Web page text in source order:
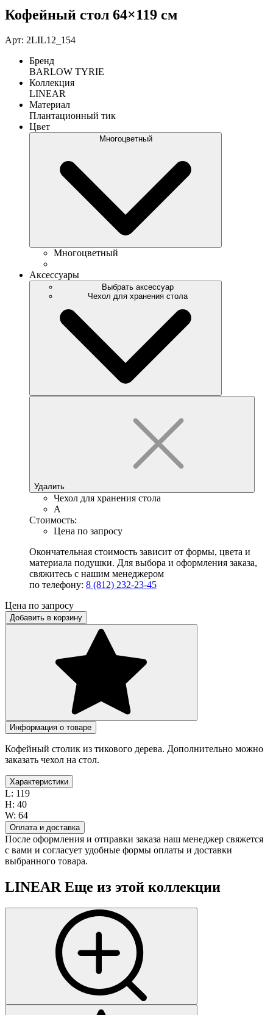
Кофейный стол 64×119 см
Арт: 2LIL12_154
Бренд
BARLOW TYRIE
Коллекция
LINEAR
Материал
Плантационный тик
Цвет
Многоцветный
Многоцветный
Аксессуары
Выбрать аксессуар
Чехол для хранения стола
Удалить
Чехол для хранения стола
A
Стоимость:
Цена по запросу
Окончательная стоимость зависит от формы, цвета и
материала подушки. Для выбора и оформления заказа,
свяжитесь с нашим менеджером
по телефону: 8 (812) 232-23-45
Цена по запросу
Добавить в корзину
Информация о товаре
Кофейный столик из тикового дерева. Дополнительно можно
заказать чехол на стол.
Характеристики
L: 119
H: 40
W: 64
Оплата и доставка
После оформления и отправки заказа наш менеджер свяжется
с вами и согласует удобные формы оплаты и доставки
выбранного товара.
LINEAR Еще из этой коллекции